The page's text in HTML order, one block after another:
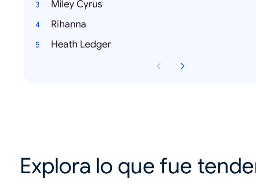
Miley Cyrus
Rihanna
Heath Ledger
Explora lo que fue